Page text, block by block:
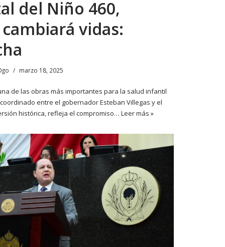
del Niño 460,
vidas:
marzo 18, 2025
de las obras más importantes para la salud infantil
entre el gobernador Esteban Villegas y el
histórica, refleja el compromiso… Leer más »